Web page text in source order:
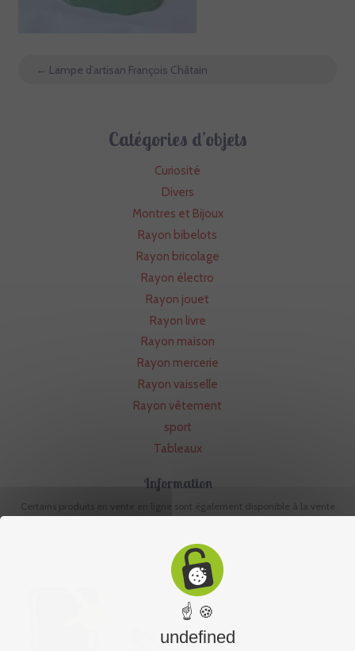
← Lampe d’artisan François Châtain
Catégories d’objets
Curiosité
Divers
Montres et Bijoux
Rayon bibelots
Rayon bricolage
Rayon électro
Rayon jouet
Rayon livre
Rayon maison
Rayon mercerie
Rayon vaisselle
Rayon vêtement
sport
Tableaux
Information
Certains produits en vente en ligne sont également disponible à la vente
☝ 🍪
undefined